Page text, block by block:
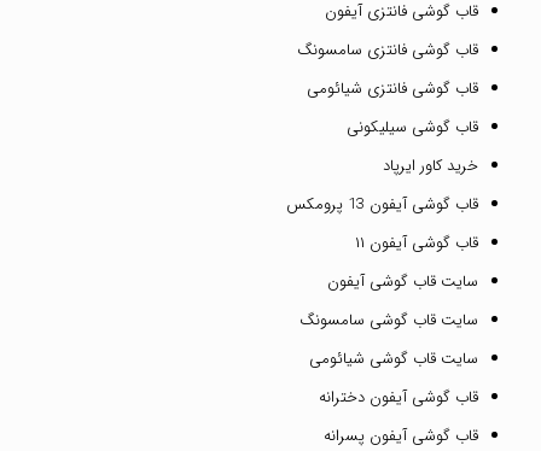
قاب گوشی فانتزی آیفون
قاب گوشی فانتزی سامسونگ
قاب گوشی فانتزی شیائومی
قاب گوشی سیلیکونی
خرید کاور ایرپاد
قاب گوشی آیفون 13 پرومکس
قاب گوشی آیفون ۱۱
سایت قاب گوشی آیفون
سایت قاب گوشی سامسونگ
سایت قاب گوشی شیائومی
قاب گوشی آیفون دخترانه
قاب گوشی آیفون پسرانه